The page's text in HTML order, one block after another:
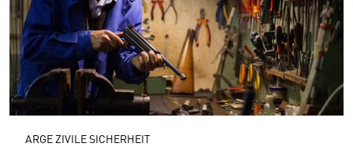
ARGE ZIVILE SICHERHEIT